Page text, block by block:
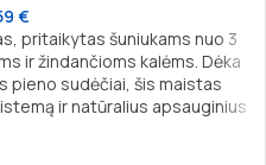
€
pritaikytas šuniukams nuo 3
ir žindančioms kalėms. Dėka
pieno sudėčiai, šis maistas
ir natūralius apsauginius